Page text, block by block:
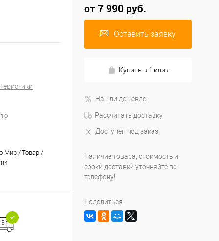
Мир / Товар /
от 7 990 руб.
Оставить заявку
Купить в 1 клик
Нашли дешевле
Рассчитать доставку
Доступен под заказ
Наличие товара, стоимость и
сроки доставки уточняйте по
телефону!
Поделиться